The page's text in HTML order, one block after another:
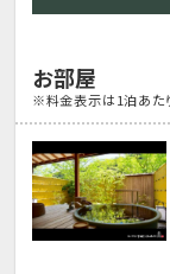
お部屋
※料金表示は1泊あた